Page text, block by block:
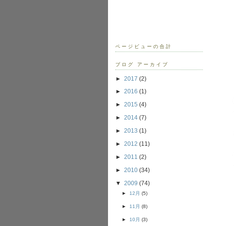
ページビューの合計
ブログ アーカイブ
► 2017 (2)
► 2016 (1)
► 2015 (4)
► 2014 (7)
► 2013 (1)
► 2012 (11)
► 2011 (2)
► 2010 (34)
▼ 2009 (74)
► 12月 (5)
► 11月 (8)
► 10月 (3)